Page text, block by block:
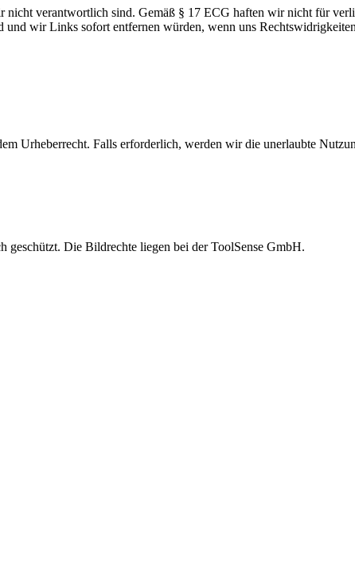
nicht verantwortlich sind. Gemäß § 17 ECG haften wir nicht für
wir Links sofort entfernen würden, wenn uns
Urheberrecht. Falls erforderlich, werden wir die unerlaubte
geschützt. Die Bildrechte liegen bei der ToolSense GmbH.